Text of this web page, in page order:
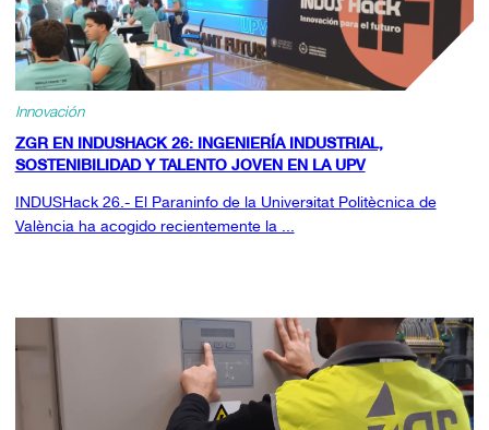
Innovación
ZGR EN INDUSHACK 26: INGENIERÍA INDUSTRIAL,
SOSTENIBILIDAD Y TALENTO JOVEN EN LA UPV
INDUSHack 26.- El Paraninfo de la Universitat Politècnica de
València ha acogido recientemente la ...